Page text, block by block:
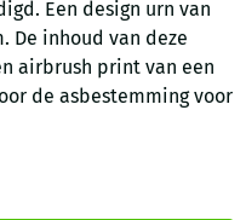
Een design urn van
De inhoud van deze
airbrush print van een
de asbestemming voor